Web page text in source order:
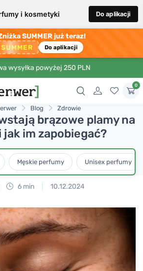
i kosmetyki Do aplikacji
SUMMER już teraz!
SUMMER Do aplikacji
wysyłka powyżej 250 PLN
0
Blog Zdrowie
brązowe plamy na
jak im zapobiegać?
Męskie perfumy Unisex perfumy
6 min 10.12.2024